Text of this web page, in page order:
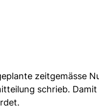
zeitgemässe
schrieb.